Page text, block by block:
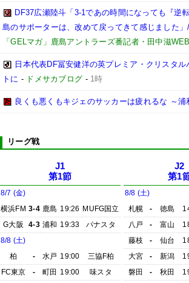
DF37広瀬陸斗「3-1であの時間になっても『逆
島のサポーターは、改めて戻ってきて感じました
「GELマガ」鹿島アントラーズ番記者・田中滋
日本代表DF冨安健洋の英プレミア・クリスタ
トに - ドメサカブログ - 1時
良くも悪くもキジェのサッカーは疲れるな ～
リーグ戦
J1
第1節
8/7 (金)
横浜FM 3-4 鹿島 19:26 MUFG国立
G大阪
4-3 浦和 19:33
パナスタ
8/8 (土)
柏
- 水戸 19:00
三協F柏
FC東京
- 町田 19:00
味スタ
J2
第1
8/8 (土)
札幌
- 徳島
八戸
- 富山
藤枝
- 仙台
大宮
- 新潟
磐田
- 秋田